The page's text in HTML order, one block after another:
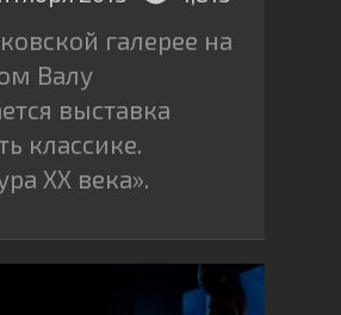
галерее на
Валу
выставка
классике.
XX века».